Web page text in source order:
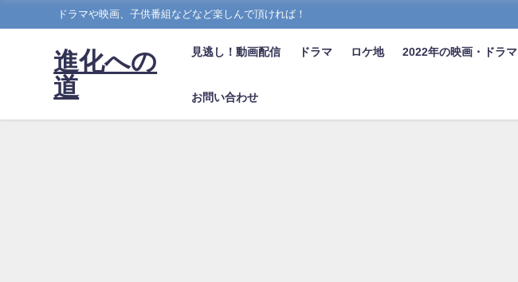
ドラマや映画、子供番組などなど楽しんで頂ければ！
進化への
道
見逃し！動画配信 ドラマ ロケ地 2022年の映画・ドラマ
お問い合わせ